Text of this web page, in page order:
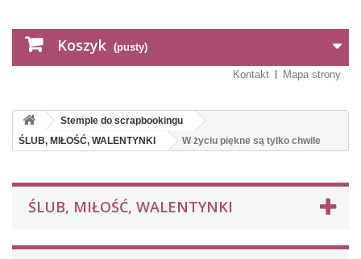
Koszyk (pusty)
Kontakt Mapa strony
Stemple do scrapbookingu
ŚLUB, MIŁOŚĆ, WALENTYNKI
W życiu piękne są tylko chwile
ŚLUB, MIŁOŚĆ, WALENTYNKI